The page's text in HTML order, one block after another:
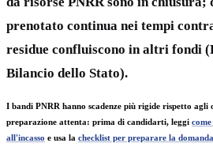
prenotato continua nei tempi
residue confluiscono in altri fondi
Bilancio dello Stato).
I bandi PNRR hanno scadenze più rigide rispetto agli
preparazione attenta: prima di candidarti, leggi
all'incasso e usa la checklist per preparare la domanda